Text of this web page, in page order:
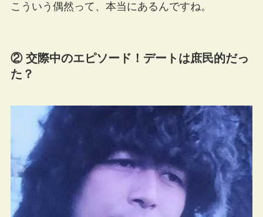
こういう偶然って、本当にあるんですね。
② 交際中のエピソード！デートは庶民的だっ
た？